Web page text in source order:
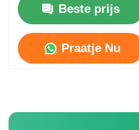
Beste prijs
Praatje Nu